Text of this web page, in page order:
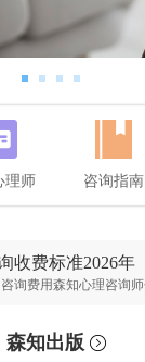
理师 咨询指南
收费标准2026年
森知出版